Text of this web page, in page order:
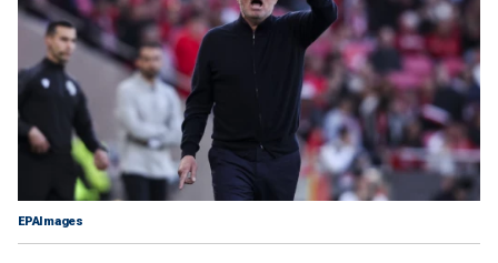
EPAImages